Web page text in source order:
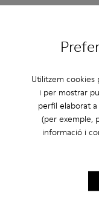
Utilitzem cookies
i per mostrar
perfil elaborat
(per exemple,
informació i